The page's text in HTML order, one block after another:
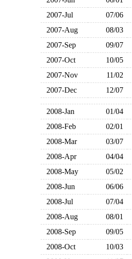
2007-Jul
07/06
2007-Aug
08/03
2007-Sep
09/07
2007-Oct
10/05
2007-Nov
11/02
2007-Dec
12/07
2008-Jan 01/04
2008-Feb
02/01
2008-Mar
03/07
2008-Apr
04/04
2008-May
05/02
2008-Jun
06/06
2008-Jul
07/04
2008-Aug
08/01
2008-Sep
09/05
2008-Oct
10/03